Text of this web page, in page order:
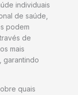
individuais
de saúde,
podem
de
mais
garantindo
quais